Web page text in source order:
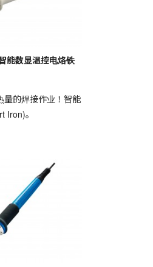
能数显温控电烙铁
量的焊接作业！智能
Iron)。